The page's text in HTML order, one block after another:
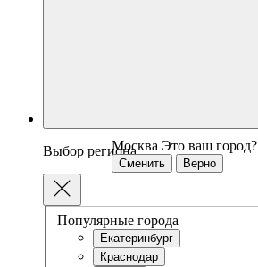
Выбор региона
Популярные города
Екатеринбург
Краснодар
Москва Это ваш город?
Сменить Верно